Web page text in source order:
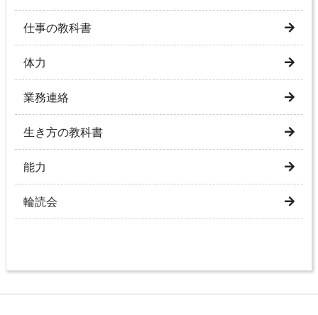
仕事の教科書
体力
業務連絡
生き方の教科書
能力
輪読会